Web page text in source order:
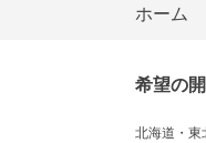
ホーム
希望の
北海道・東